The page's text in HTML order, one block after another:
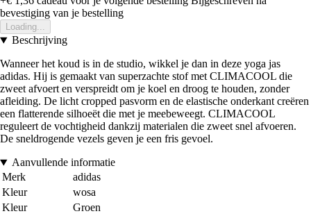
bevestiging van je bestelling
Loading...
Beschrijving
Wanneer het koud is in de studio, wikkel je dan in deze yoga jas
adidas. Hij is gemaakt van superzachte stof met CLIMACOOL die
zweet afvoert en verspreidt om je koel en droog te houden, zonder
afleiding. De licht cropped pasvorm en de elastische onderkant creëren
een flatterende silhoeët die met je meebeweegt. CLIMACOOL
reguleert de vochtigheid dankzij materialen die zweet snel afvoeren.
De sneldrogende vezels geven je een fris gevoel.
Aanvullende informatie
Merk
adidas
Kleur
wosa
Kleur
Groen